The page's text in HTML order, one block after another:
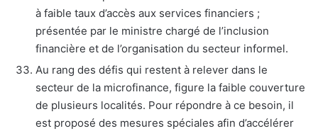
à faible taux d’accès aux services financiers ;
présentée par le ministre chargé de l’inclusion
financière et de l’organisation du secteur informel.
Au rang des défis qui restent à relever dans le
secteur de la microfinance, figure la faible couverture
de plusieurs localités. Pour répondre à ce besoin, il
est proposé des mesures spéciales afin d’accélérer